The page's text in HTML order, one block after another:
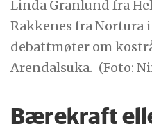
Linda Granlund fra
Rakkenes fra Nortura
debattmøter om
Arendalsuka. (Foto:
Bærekraft